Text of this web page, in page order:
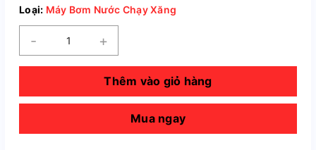
Loại: Máy Bơm Nước Chạy Xăng
- +
Thêm vào giỏ hàng
Mua ngay